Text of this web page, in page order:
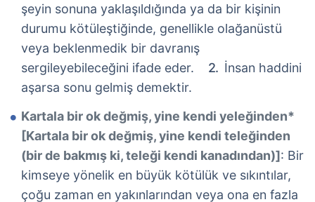
şeyin sonuna yaklaşıldığında ya da bir kişinin
durumu kötüleştiğinde, genellikle olağanüstü
veya beklenmedik bir davranış
sergileyebileceğini ifade eder.
İnsan haddini
aşarsa sonu gelmiş demektir.
Kartala bir ok değmiş, yine kendi yeleğinden*
[Kartala bir ok değmiş, yine kendi teleğinden
(bir de bakmış ki, teleği kendi kanadından)]: Bir
kimseye yönelik en büyük kötülük ve sıkıntılar,
çoğu zaman en yakınlarından veya ona en fazla